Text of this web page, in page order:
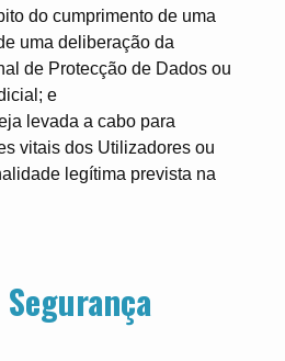
do cumprimento de uma
uma deliberação da
de Protecção de Dados ou
e
levada a cabo para
vitais dos Utilizadores ou
legítima prevista na